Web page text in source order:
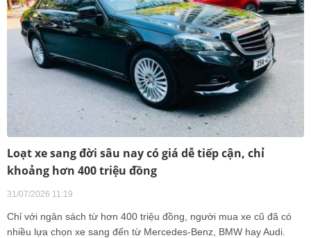
Loạt xe sang đời sâu nay có giá dễ tiếp cận, chỉ
khoảng hơn 400 triệu đồng
31/07/2026 11:19
Chỉ với ngân sách từ hơn 400 triệu đồng, người mua xe cũ đã có
nhiều lựa chọn xe sang đến từ Mercedes-Benz, BMW hay Audi.